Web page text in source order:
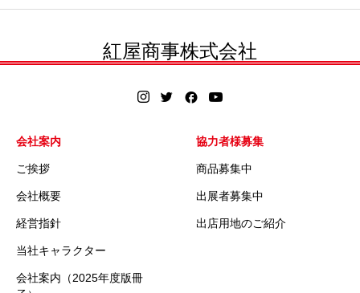
紅屋商事株式会社
会社案内
ご挨拶
会社概要
経営指針
当社キャラクター
会社案内（2025年度版冊
協力者様募集
商品募集中
出展者募集中
出店用地のご紹介